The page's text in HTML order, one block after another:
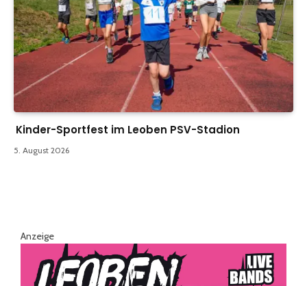
Kinder-Sportfest im Leoben PSV-Stadion
5. August 2026
Anzeige